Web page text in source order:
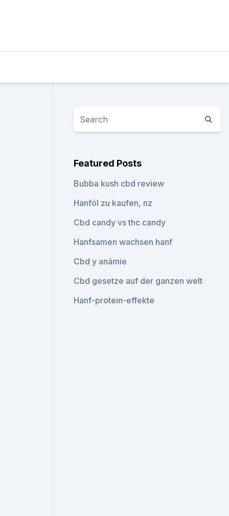
Featured Posts
Bubba kush cbd review
Hanföl zu kaufen, nz
Cbd candy vs thc candy
Hanfsamen wachsen hanf
Cbd y anämie
Cbd gesetze auf der ganzen welt
Hanf-protein-effekte